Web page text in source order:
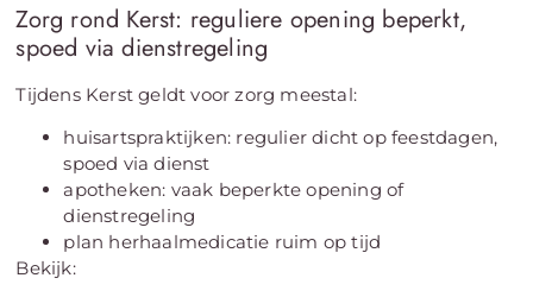
Zorg rond Kerst: reguliere opening beperkt,
spoed via dienstregeling
Tijdens Kerst geldt voor zorg meestal:
huisartspraktijken: regulier dicht op feestdagen,
spoed via dienst
apotheken: vaak beperkte opening of
dienstregeling
plan herhaalmedicatie ruim op tijd
Bekijk: